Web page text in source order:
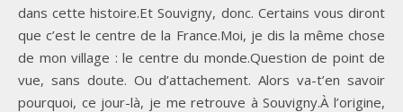
dans cette histoire.Et Souvigny, donc. Certains vous diront
que c’est le centre de la France.Moi, je dis la même chose
de mon village : le centre du monde.Question de point de
vue, sans doute. Ou d’attachement. Alors va-t’en savoir
pourquoi, ce jour-là, je me retrouve à Souvigny.À l’origine,